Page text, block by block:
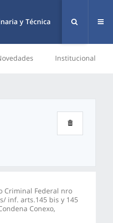
y Técnica
Institucional
Criminal Federal nro
s/ inf. arts.145 bis y 145
Conexo,